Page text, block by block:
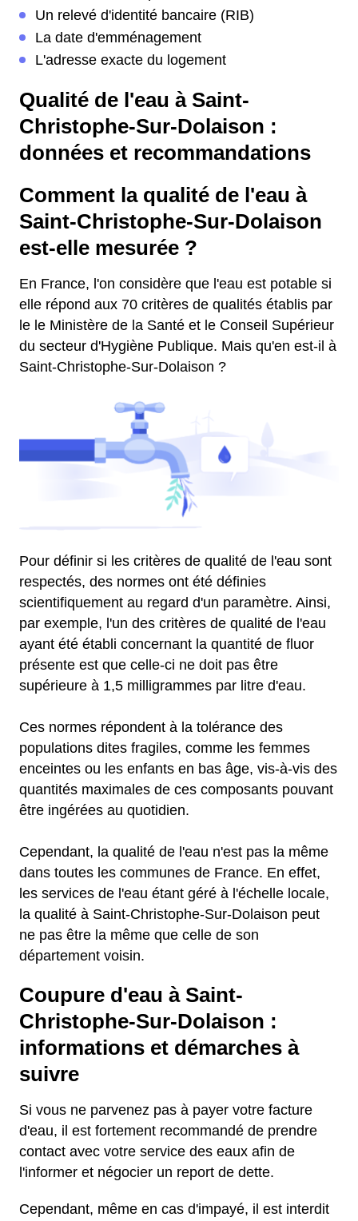
Un relevé d'identité bancaire (RIB)
La date d'emménagement
L'adresse exacte du logement
Qualité de l'eau à Saint-
Christophe-Sur-Dolaison :
données et recommandations
Comment la qualité de l'eau à
Saint-Christophe-Sur-Dolaison
est-elle mesurée ?
En France, l'on considère que l'eau est potable si
elle répond aux 70 critères de qualités établis par
le le Ministère de la Santé et le Conseil Supérieur
du secteur d'Hygiène Publique. Mais qu'en est-il à
Saint-Christophe-Sur-Dolaison ?
Pour définir si les critères de qualité de l'eau sont
respectés, des normes ont été définies
scientifiquement au regard d'un paramètre. Ainsi,
par exemple, l'un des critères de qualité de l'eau
ayant été établi concernant la quantité de fluor
présente est que celle-ci ne doit pas être
supérieure à 1,5 milligrammes par litre d'eau.
Ces normes répondent à la tolérance des
populations dites fragiles, comme les femmes
enceintes ou les enfants en bas âge, vis-à-vis des
quantités maximales de ces composants pouvant
être ingérées au quotidien.
Cependant, la qualité de l'eau n'est pas la même
dans toutes les communes de France. En effet,
les services de l'eau étant géré à l'échelle locale,
la qualité à Saint-Christophe-Sur-Dolaison peut
ne pas être la même que celle de son
département voisin.
Coupure d'eau à Saint-
Christophe-Sur-Dolaison :
informations et démarches à
suivre
Si vous ne parvenez pas à payer votre facture
d'eau, il est fortement recommandé de prendre
contact avec votre service des eaux afin de
l'informer et négocier un report de dette.
Cependant, même en cas d'impayé, il est interdit